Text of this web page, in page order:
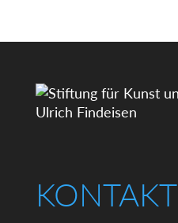
KONTAKT